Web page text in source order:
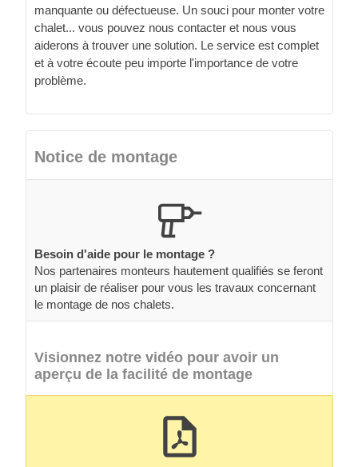
manquante ou défectueuse. Un souci pour monter votre
chalet... vous pouvez nous contacter et nous vous
aiderons à trouver une solution. Le service est complet
et à votre écoute peu importe l'importance de votre
problème.
Notice de montage
Besoin d'aide pour le montage ?
Nos partenaires monteurs hautement qualifiés se feront
un plaisir de réaliser pour vous les travaux concernant
le montage de nos chalets.
Visionnez notre vidéo pour avoir un
aperçu de la facilité de montage